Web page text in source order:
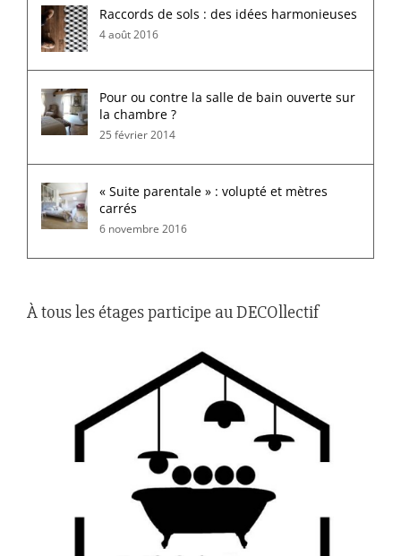
Raccords de sols : des idées harmonieuses
4 août 2016
Pour ou contre la salle de bain ouverte sur
la chambre ?
25 février 2014
« Suite parentale » : volupté et mètres
carrés
6 novembre 2016
À tous les étages participe au DECOllectif